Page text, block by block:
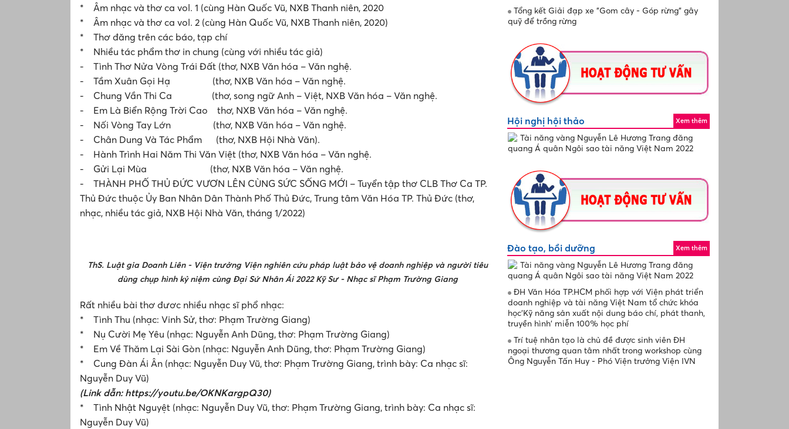
* Âm nhạc và thơ ca vol. 1 (cùng Hàn Quốc Vũ, NXB Thanh niên, 2020
* Âm nhạc và thơ ca vol. 2 (cùng Hàn Quốc Vũ, NXB Thanh niên, 2020)
* Thơ đăng trên các báo, tạp chí
* Nhiều tác phẩm thơ in chung (cùng với nhiều tác giả)
- Tình Thơ Nửa Vòng Trái Đất (thơ, NXB Văn hóa – Văn nghệ.
- Tầm Xuân Gọi Hạ (thơ, NXB Văn hóa – Văn nghệ.
- Chung Vần Thi Ca (thơ, song ngữ Anh – Việt, NXB Văn hóa – Văn nghệ.
- Em Là Biển Rộng Trời Cao thơ, NXB Văn hóa – Văn nghệ.
- Nối Vòng Tay Lớn (thơ, NXB Văn hóa – Văn nghệ.
- Chân Dung Và Tác Phẩm (thơ, NXB Hội Nhà Văn).
- Hành Trình Hai Năm Thi Văn Việt (thơ, NXB Văn hóa – Văn nghệ.
- Gửi Lại Mùa (thơ, NXB Văn hóa – Văn nghệ.
- THÀNH PHỐ THỦ ĐỨC VƯƠN LÊN CÙNG SỨC SỐNG MỚI – Tuyển tập thơ CLB Thơ Ca TP.
Thủ Đức thuộc Ủy Ban Nhân Dân Thành Phố Thủ Đức, Trung tâm Văn Hóa TP. Thủ Đức (thơ,
nhạc, nhiều tác giả, NXB Hội Nhà Văn, tháng 1/2022)
ThS. Luật gia Doanh Liên - Viện trưởng Viện nghiên cứu pháp luật bảo vệ doanh nghiệp và người tiêu
dùng chụp hình kỷ niệm cùng Đại Sứ Nhân Ái 2022 Kỹ Sư - Nhạc sĩ Phạm Trường Giang
Rất nhiều bài thơ đươc nhiều nhạc sĩ phổ nhạc:
* Tình Thu (nhạc: Vinh Sử, thơ: Phạm Trường Giang)
* Nụ Cười Mẹ Yêu (nhạc: Nguyễn Anh Dũng, thơ: Phạm Trường Giang)
* Em Về Thăm Lại Sài Gòn (nhạc: Nguyễn Anh Dũng, thơ: Phạm Trường Giang)
* Cung Đàn Ái Ân (nhạc: Nguyễn Duy Vũ, thơ: Phạm Trường Giang, trình bày: Ca nhạc sĩ:
Nguyễn Duy Vũ)
(Link dẫn: https://youtu.be/OKNKargpQ30)
* Tình Nhật Nguyệt (nhạc: Nguyễn Duy Vũ, thơ: Phạm Trường Giang, trình bày: Ca nhạc sĩ:
Nguyễn Duy Vũ)
Tổng kết Giải đạp xe "Gom cây - Góp rừng" gây
quỹ để trồng rừng
Hội nghị hội thảo Xem thêm
Tài năng vàng Nguyễn Lê Hương Trang đăng
quang Á quân Ngôi sao tài năng Việt Nam 2022
Đào tạo, bồi dưỡng Xem thêm
Tài năng vàng Nguyễn Lê Hương Trang đăng
quang Á quân Ngôi sao tài năng Việt Nam 2022
ĐH Văn Hóa TP.HCM phối hợp với Viện phát triển
doanh nghiệp và tài năng Việt Nam tổ chức khóa
học'Kỹ năng sản xuất nội dung báo chí, phát thanh,
truyền hình' miễn 100% học phí
Trí tuệ nhân tạo là chủ đề được sinh viên ĐH
ngoại thương quan tâm nhất trong workshop cùng
Ông Nguyễn Tấn Huy - Phó Viện trưởng Viện IVN